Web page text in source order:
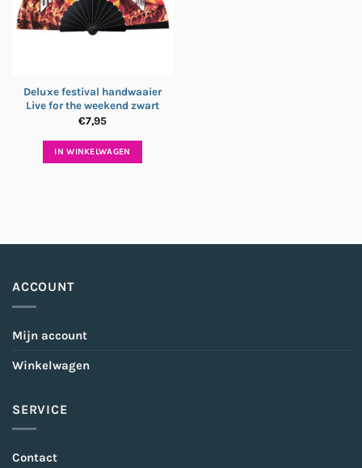
Deluxe festival handwaaier
Live for the weekend zwart
€7,95
IN WINKELWAGEN
ACCOUNT
Mijn account
Winkelwagen
SERVICE
Contact